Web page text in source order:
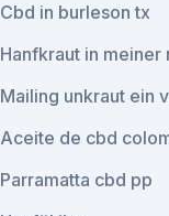
Cbd in burleson tx
Hanfkraut in meiner
Mailing unkraut ein
Aceite de cbd
Parramatta cbd pp